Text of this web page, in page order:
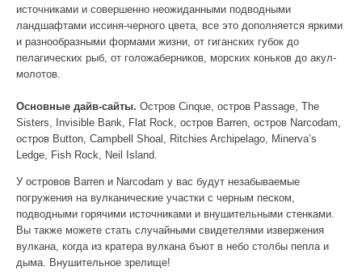
источниками и совершенно неожиданными подводными
ландшафтами иссиня-черного цвета, все это дополняется яркими
и разнообразными формами жизни, от гиганских губок до
пелагических рыб, от голожаберников, морских коньков до акул-
молотов.
Основные дайв-сайты. Остров Cinque, остров Passage, The
Sisters, Invisible Bank, Flat Rock, остров Barren, остров Narcodam,
остров Button, Campbell Shoal, Ritchies Archipelago, Minerva’s
Ledge, Fish Rock, Neil Island.
У островов Barren и Narcodam у вас будут незабываемые
погружения на вулканические участки с черным песком,
подводными горячими источниками и внушительными стенками.
Вы также можете стать случайными свидетелями извержения
вулкана, когда из кратера вулкана бъют в небо столбы пепла и
дыма. Внушительное зрелище!